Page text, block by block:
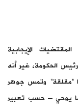
الإيجابية
الحكومة، غير أنه
“مقلقة” وتمس جوهر
يوحي – حسب تعبير